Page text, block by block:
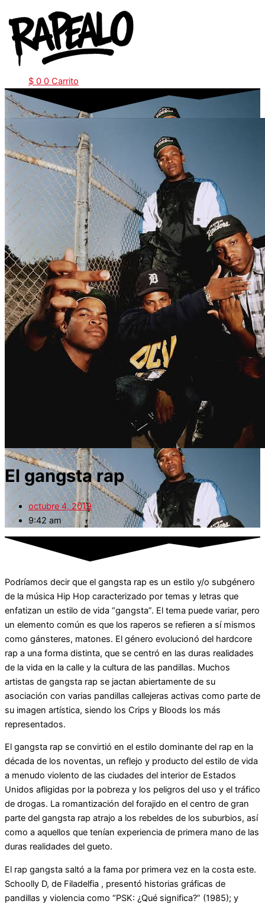
al
contenido
$ 0 0 Carrito
El gangsta rap
octubre 4, 2019
9:42 am
Podríamos decir que el gangsta rap es un estilo y/o subgénero
de la música Hip Hop caracterizado por temas y letras que
enfatizan un estilo de vida “gangsta”. El tema puede variar, pero
un elemento común es que los raperos se refieren a sí mismos
como gánsteres, matones. El género evolucionó del hardcore
rap a una forma distinta, que se centró en las duras realidades
de la vida en la calle y la cultura de las pandillas. Muchos
artistas de gangsta rap se jactan abiertamente de su
asociación con varias pandillas callejeras activas como parte de
su imagen artística, siendo los Crips y Bloods los más
representados.
El gangsta rap se convirtió en el estilo dominante del rap en la
década de los noventas, un reflejo y producto del estilo de vida
a menudo violento de las ciudades del interior de Estados
Unidos afligidas por la pobreza y los peligros del uso y el tráfico
de drogas. La romantización del forajido en el centro de gran
parte del gangsta rap atrajo a los rebeldes de los suburbios, así
como a aquellos que tenían experiencia de primera mano de las
duras realidades del gueto.
El rap gangsta saltó a la fama por primera vez en la costa este.
Schoolly D, de Filadelfia , presentó historias gráficas de
pandillas y violencia como “PSK: ¿Qué significa?” (1985); y